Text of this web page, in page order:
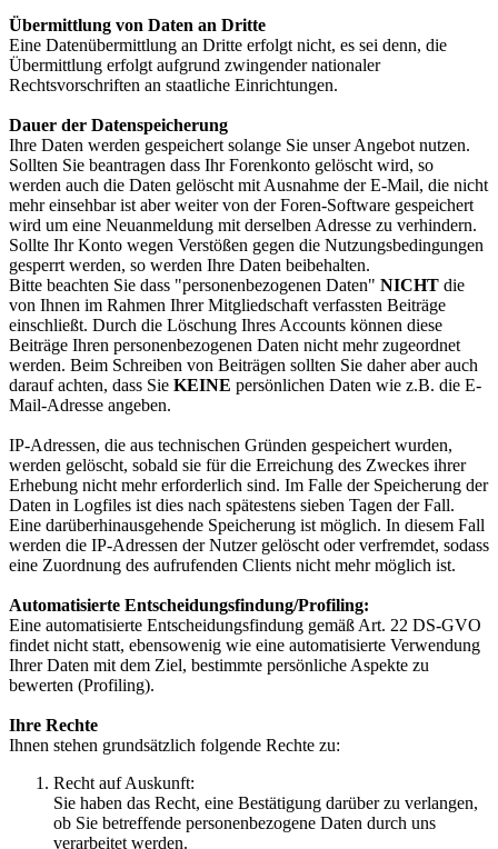
Über­mitt­lung von Da­ten an Drit­te
Eine Datenübermittlung an Dritte erfolgt nicht, es sei denn, die
Übermittlung erfolgt aufgrund zwingender nationaler
Rechtsvorschriften an staatliche Einrichtungen.
Dau­er der Da­ten­spei­che­rung
Ihre Daten werden gespeichert solange Sie unser Angebot nutzen.
Sollten Sie beantragen dass Ihr Forenkonto gelöscht wird, so
werden auch die Daten gelöscht mit Ausnahme der E-Mail, die nicht
mehr einsehbar ist aber weiter von der Foren-Software gespeichert
wird um eine Neuanmeldung mit derselben Adresse zu verhindern.
Sollte Ihr Konto wegen Verstößen gegen die Nutzungsbedingungen
gesperrt werden, so werden Ihre Daten beibehalten.
Bitte beachten Sie dass "personenbezogenen Daten" NICHT die
von Ihnen im Rahmen Ihrer Mitgliedschaft verfassten Beiträge
einschließt. Durch die Löschung Ihres Accounts können diese
Beiträge Ihren personenbezogenen Daten nicht mehr zugeordnet
werden. Beim Schreiben von Beiträgen sollten Sie daher aber auch
darauf achten, dass Sie KEINE persönlichen Daten wie z.B. die E-
Mail-Adresse angeben.
IP-Adressen, die aus technischen Gründen gespeichert wurden,
werden gelöscht, sobald sie für die Erreichung des Zweckes ihrer
Erhebung nicht mehr erforderlich sind. Im Falle der Speicherung der
Daten in Logfiles ist dies nach spätestens sieben Tagen der Fall.
Eine darüberhinausgehende Speicherung ist möglich. In diesem Fall
werden die IP-Adressen der Nutzer gelöscht oder verfremdet, sodass
eine Zuordnung des aufrufenden Clients nicht mehr möglich ist.
Automatisierte Entscheidungsfindung/Profiling:
Eine automatisierte Entscheidungsfindung gemäß Art. 22 DS-GVO
findet nicht statt, ebensowenig wie eine automatisierte Verwendung
Ihrer Daten mit dem Ziel, bestimmte persönliche Aspekte zu
bewerten (Profiling).
Ihre Rech­te
Ihnen stehen grundsätzlich folgende Rechte zu:
Recht auf Auskunft:
Sie haben das Recht, eine Bestätigung darüber zu verlangen,
ob Sie betreffende personenbezogene Daten durch uns
verarbeitet werden.